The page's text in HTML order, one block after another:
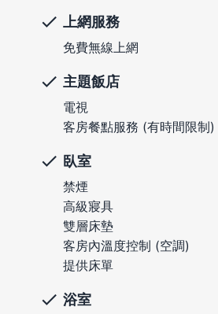
上網服務
免費無線上網
主題飯店
電視
客房餐點服務 (有時間限制)
臥室
禁煙
高級寢具
雙層床墊
客房內溫度控制 (空調)
提供床單
浴室